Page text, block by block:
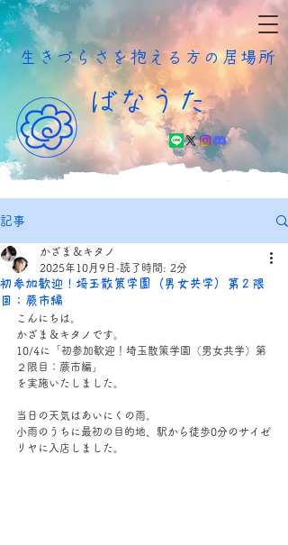
​生きづらさを抱える方の居場所
ばなうた
記事
初参加歓迎！埼玉散策学園（男女共学）第２限
目：蕨市編
かざま＆キタノ
2025年10月9日 読了時間: 2分
こんにちは。
かざま＆キタノです。
10/4に「初参加歓迎！埼玉散策学園（男女共学）第
２限目：蕨市編」
を実施いたしました。
当日の天気はあいにくの雨。
小雨のうちに最初の目的地、駅から徒歩0分のサイゼ
リヤに入店しました。